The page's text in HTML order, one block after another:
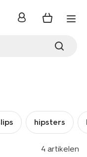
inloggen
hipsters
4 artikelen